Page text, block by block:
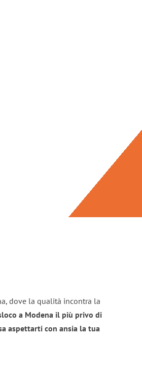
dove la qualità incontra la
a Modena il più privo di
aspettarti con ansia la tua